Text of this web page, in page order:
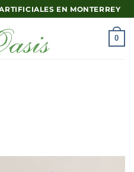
EN MONTERREY
0